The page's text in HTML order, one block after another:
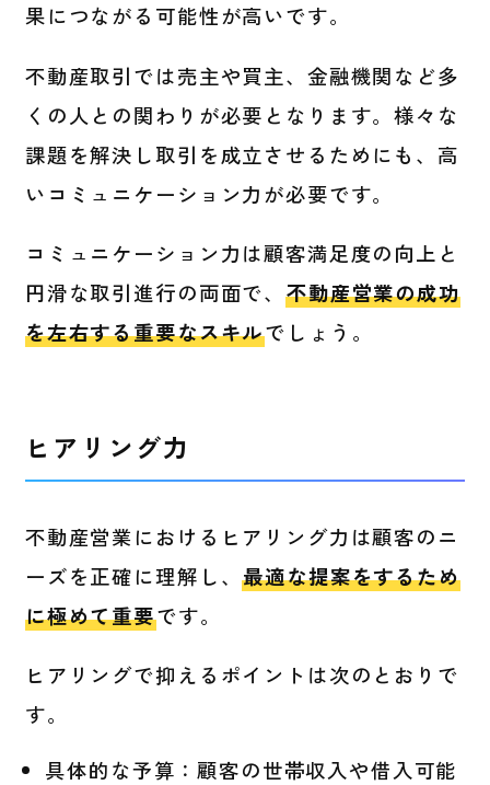
果につながる可能性が高いです。
不動産取引では売主や買主、金融機関など多
くの人との関わりが必要となります。様々な
課題を解決し取引を成立させるためにも、高
いコミュニケーション力が必要です。
コミュニケーション力は顧客満足度の向上と
円滑な取引進行の両面で、不動産営業の成功
を左右する重要なスキルでしょう。
ヒアリング力
不動産営業におけるヒアリング力は顧客のニ
ーズを正確に理解し、最適な提案をするため
に極めて重要です。
ヒアリングで抑えるポイントは次のとおりで
す。
具体的な予算：顧客の世帯収入や借入可能